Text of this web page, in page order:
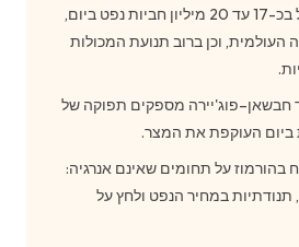
מצר הורמוז מטפל בכ-17 עד 20 מיליון חביות נפט ביום,
וכן ברוב תנועת המכולות
חבשאן–פוג'יירה מספקים תפוקה של
על תחומים שאינם אנרגיה:
תנודתיות במחיר הנפט ולחץ על